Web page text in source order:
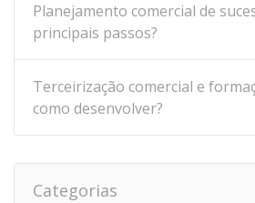
Planejamento comercial de
principais passos?
Terceirização comercial e
como desenvolver?
Categorias